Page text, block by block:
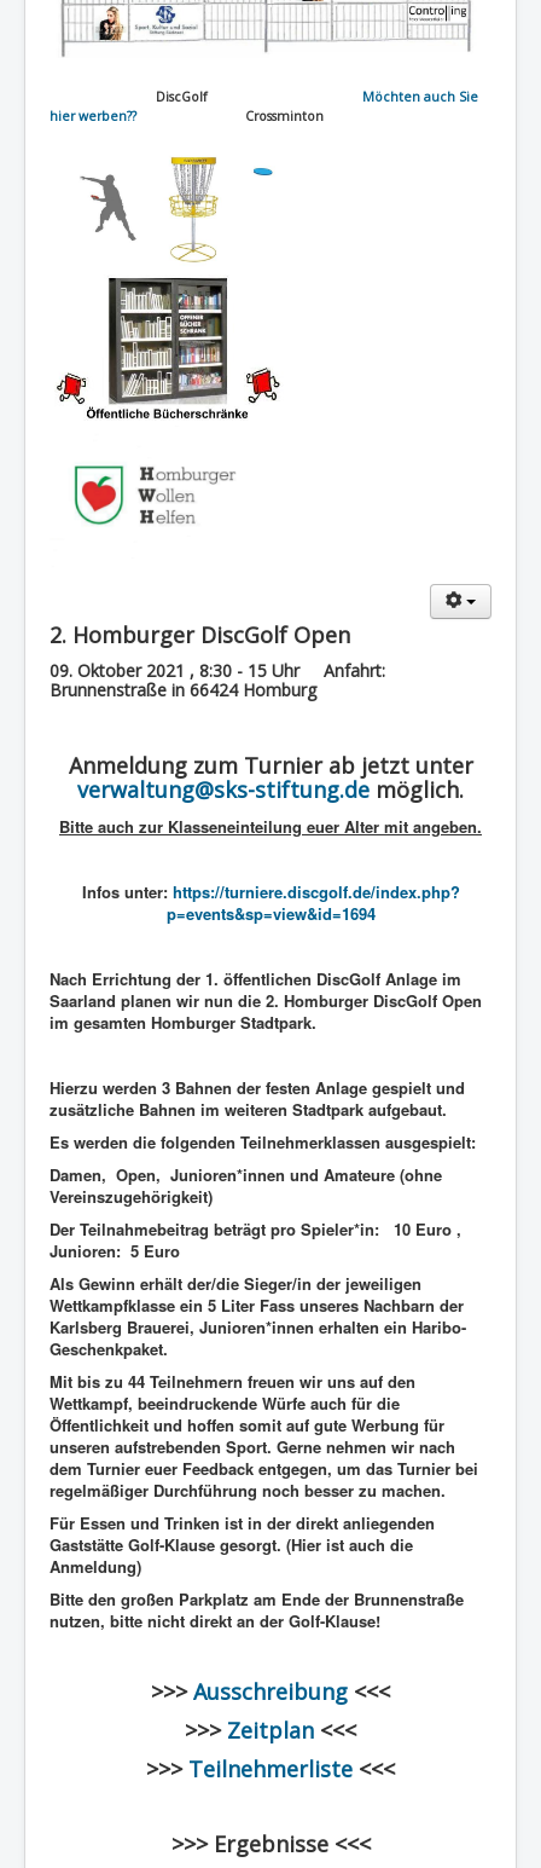
DiscGolf Möchten auch Sie
hier werben??
Crossminton
2. Homburger DiscGolf Open
09. Oktober 2021 , 8:30 - 15 Uhr Anfahrt:
Brunnenstraße in 66424 Homburg
Anmeldung zum Turnier ab jetzt unter
verwaltung@sks-stiftung.de möglich.
Bitte auch zur Klasseneinteilung euer Alter mit angeben.
Infos unter: https://turniere.discgolf.de/index.php?
p=events&sp=view&id=1694
Nach Errichtung der 1. öffentlichen DiscGolf Anlage im
Saarland planen wir nun die 2. Homburger DiscGolf Open
im gesamten Homburger Stadtpark.
Hierzu werden 3 Bahnen der festen Anlage gespielt und
zusätzliche Bahnen im weiteren Stadtpark aufgebaut.
Es werden die folgenden Teilnehmerklassen ausgespielt:
Damen, Open, Junioren*innen und Amateure (ohne
Vereinszugehörigkeit)
Der Teilnahmebeitrag beträgt pro Spieler*in: 10 Euro ,
Junioren: 5 Euro
Als Gewinn erhält der/die Sieger/in der jeweiligen
Wettkampfklasse ein 5 Liter Fass unseres Nachbarn der
Karlsberg Brauerei, Junioren*innen erhalten ein Haribo-
Geschenkpaket.
Mit bis zu 44 Teilnehmern freuen wir uns auf den
Wettkampf, beeindruckende Würfe auch für die
Öffentlichkeit und hoffen somit auf gute Werbung für
unseren aufstrebenden Sport. Gerne nehmen wir nach
dem Turnier euer Feedback entgegen, um das Turnier bei
regelmäßiger Durchführung noch besser zu machen.
Für Essen und Trinken ist in der direkt anliegenden
Gaststätte Golf-Klause gesorgt. (Hier ist auch die
Anmeldung)
Bitte den großen Parkplatz am Ende der Brunnenstraße
nutzen, bitte nicht direkt an der Golf-Klause!
>>>Ausschreibung <<<
>>> Zeitplan <<<
>>> Teilnehmerliste <<<
>>> Ergebnisse <<<